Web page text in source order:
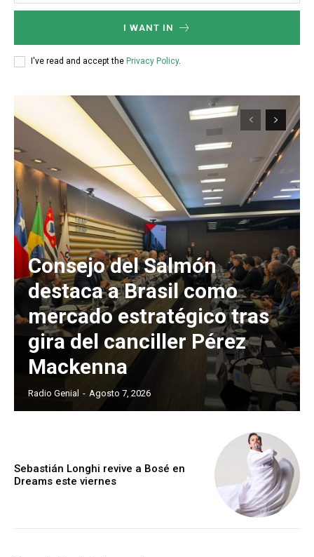
I WANT IN
I've read and accept the Privacy Policy.
Consejo del Salmón
destaca a Brasil como
mercado estratégico tras
gira del canciller Pérez
Mackenna
Radio Genial - Agosto 7, 2026
Sebastián Longhi revive a Bosé en
Dreams este viernes